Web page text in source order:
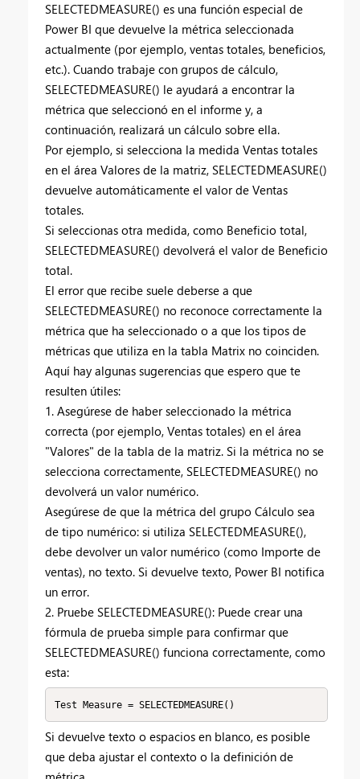
SELECTEDMEASURE() es una función especial de
Power BI que devuelve la métrica seleccionada
actualmente (por ejemplo, ventas totales, beneficios,
etc.). Cuando trabaje con grupos de cálculo,
SELECTEDMEASURE() le ayudará a encontrar la
métrica que seleccionó en el informe y, a
continuación, realizará un cálculo sobre ella.
Por ejemplo, si selecciona la medida Ventas totales
en el área Valores de la matriz, SELECTEDMEASURE()
devuelve automáticamente el valor de Ventas
totales.
Si seleccionas otra medida, como Beneficio total,
SELECTEDMEASURE() devolverá el valor de Beneficio
total.
El error que recibe suele deberse a que
SELECTEDMEASURE() no reconoce correctamente la
métrica que ha seleccionado o a que los tipos de
métricas que utiliza en la tabla Matrix no coinciden.
Aquí hay algunas sugerencias que espero que te
resulten útiles:
1. Asegúrese de haber seleccionado la métrica
correcta (por ejemplo, Ventas totales) en el área
"Valores" de la tabla de la matriz. Si la métrica no se
selecciona correctamente, SELECTEDMEASURE() no
devolverá un valor numérico.
Asegúrese de que la métrica del grupo Cálculo sea
de tipo numérico: si utiliza SELECTEDMEASURE(),
debe devolver un valor numérico (como Importe de
ventas), no texto. Si devuelve texto, Power BI notifica
un error.
2. Pruebe SELECTEDMEASURE(): Puede crear una
fórmula de prueba simple para confirmar que
SELECTEDMEASURE() funciona correctamente, como
esta:
Si devuelve texto o espacios en blanco, es posible
que deba ajustar el contexto o la definición de